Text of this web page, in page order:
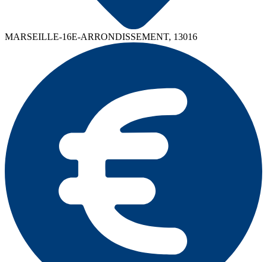
MARSEILLE-16E-ARRONDISSEMENT, 13016